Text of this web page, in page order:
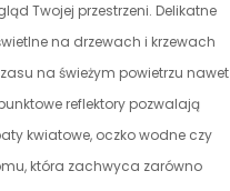
Twojej przestrzeni. Delikatne
na drzewach i krzewach
na świeżym powietrzu nawet
reflektory pozwalają
kwiatowe, oczko wodne czy
która zachwyca zarówno